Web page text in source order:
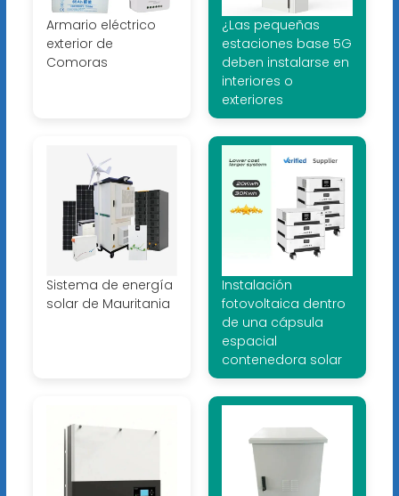
Armario eléctrico
exterior de
Comoras
¿Las pequeñas
estaciones base 5G
deben instalarse en
interiores o
exteriores
Sistema de energía
solar de Mauritania
Instalación
fotovoltaica dentro
de una cápsula
espacial
contenedora solar